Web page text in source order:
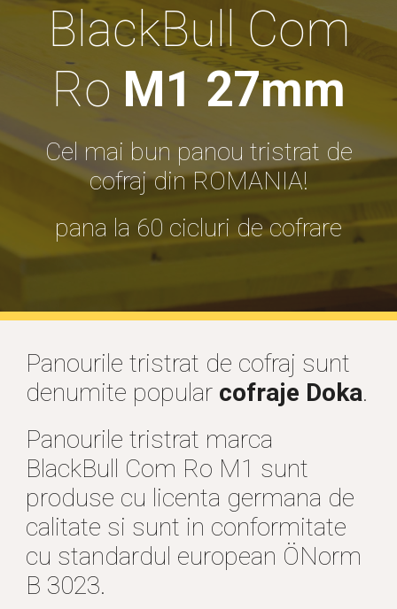
BlackBull Com
Ro M1 27mm
Cel mai bun panou tristrat de
cofraj din ROMANIA!
pana la 60 cicluri de cofrare
Panourile tristrat de cofraj sunt
denumite popular cofraje Doka.
Panourile tristrat marca
BlackBull Com Ro M1 sunt
produse cu licenta germana de
calitate si sunt in conformitate
cu standardul european ÖNorm
B 3023.